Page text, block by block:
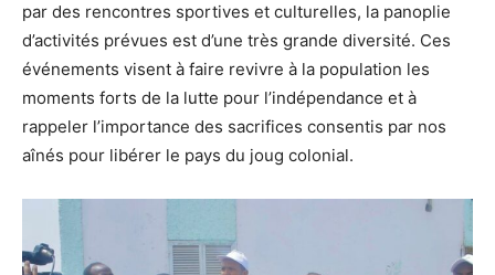
par des rencontres sportives et culturelles, la panoplie
d’activités prévues est d’une très grande diversité. Ces
événements visent à faire revivre à la population les
moments forts de la lutte pour l’indépendance et à
rappeler l’importance des sacrifices consentis par nos
aînés pour libérer le pays du joug colonial.